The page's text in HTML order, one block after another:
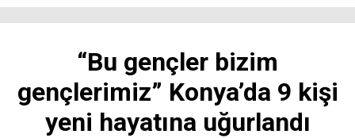
“Bu gençler bizim
gençlerimiz” Konya’da 9 kişi
yeni hayatına uğurlandı